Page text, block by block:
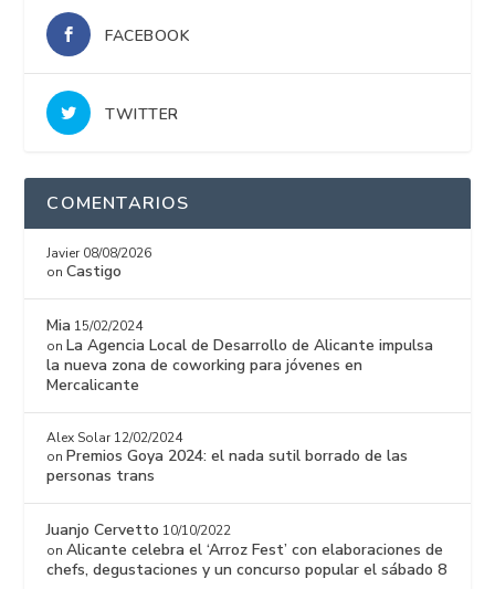
FACEBOOK
TWITTER
COMENTARIOS
Javier 08/08/2026
onCastigo
Mia 15/02/2024
onLa Agencia Local de Desarrollo de Alicante impulsa
la nueva zona de coworking para jóvenes en
Mercalicante
Alex Solar 12/02/2024
onPremios Goya 2024: el nada sutil borrado de las
personas trans
Juanjo Cervetto 10/10/2022
onAlicante celebra el ‘Arroz Fest’ con elaboraciones de
chefs, degustaciones y un concurso popular el sábado 8